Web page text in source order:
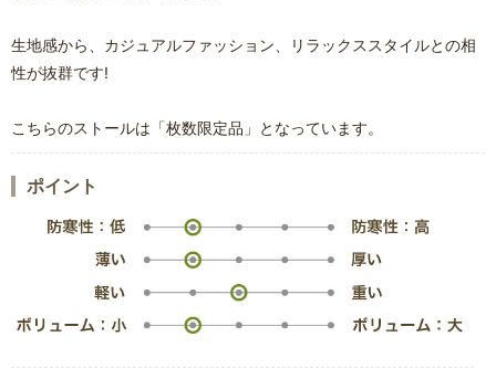
ポイント
生地感から、カジュアルファッション、リラックススタイルとの相
性が抜群です!
こちらのストールは「枚数限定品」となっています。